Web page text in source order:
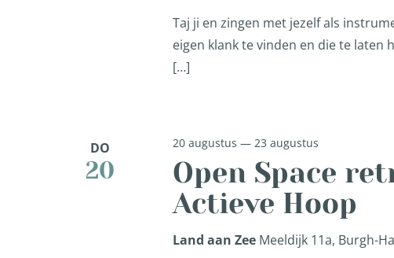
Taj ji en zingen met jezelf als
eigen klank te vinden en die te laten
[…]
DO
20
Open Space
Actieve Hoop
20 augustus — 23 augustus
Land aan Zee Meeldijk 11a, Burgh-